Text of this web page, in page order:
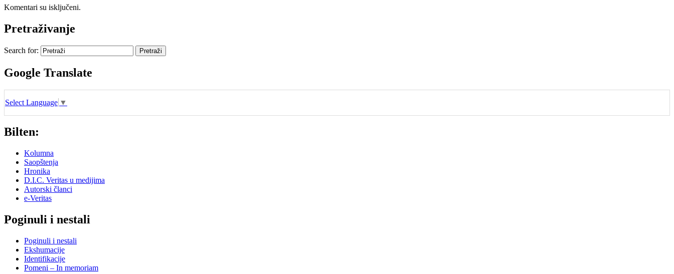
Komentari su isključeni.
Pretraživanje
Search for:
Google Translate
Select Language ▼
Bilten:
Kolumna
Saopštenja
Hronika
D.I.C. Veritas u medijima
Autorski članci
e-Veritas
Poginuli i nestali
Poginuli i nestali
Ekshumacije
Identifikacije
Pomeni – In memoriam